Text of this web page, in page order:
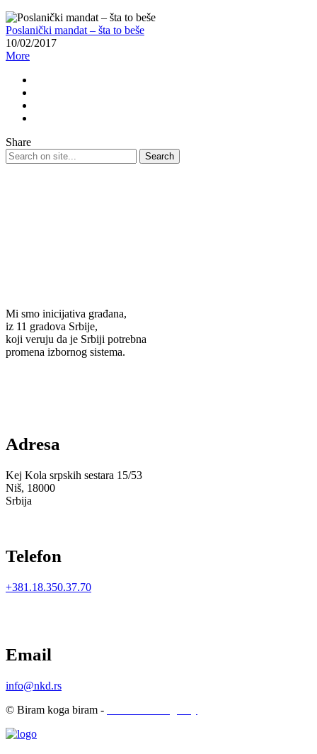
Poslanički mandat – šta to beše
10/02/2017
More
Share
Mi smo inicijativa građana,
iz 11 gradova Srbije,
koji veruju da je Srbiji potrebna
promena izbornog sistema.
Adresa
Kej Kola srpskih sestara 15/53
Niš, 18000
Srbija
Telefon
+381.18.350.37.70
Email
info@nkd.rs
© Biram koga biram -